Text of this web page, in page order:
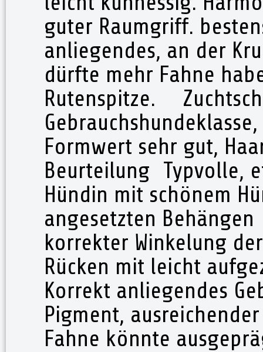
guter Raumgriff.
anliegendes, an der
dürfte mehr Fahne
Rutenspitze.
Formwert sehr gut,
Beurteilung Typvolle,
Hündin mit schönem
angesetzten
korrekter Winkelung
Rücken mit leicht
Korrekt anliegendes
Pigment,
Fahne könnte